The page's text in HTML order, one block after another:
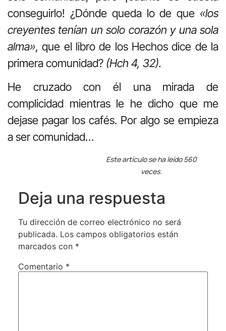
conseguirlo! ¿Dónde queda lo de que «los
creyentes tenían un solo corazón y una sola
alma», que el libro de los Hechos dice de la
primera comunidad? (Hch 4, 32).
He cruzado con él una mirada de
complicidad mientras le he dicho que me
dejase pagar los cafés. Por algo se empieza
a ser comunidad…
Este artículo se ha leído 560
veces.
Deja una respuesta
Tu dirección de correo electrónico no será
publicada. Los campos obligatorios están
marcados con *
Comentario *